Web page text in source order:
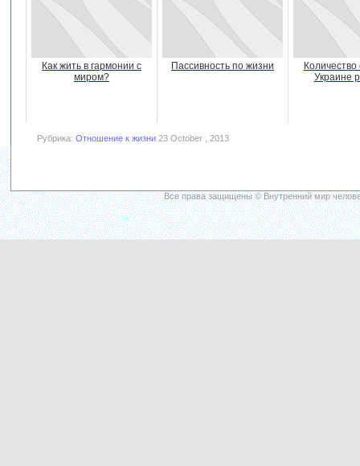
Как жить в гармонии с
миром?
Пассивность по жизни
Украине
Рубрика: Отношение к жизни 23 October , 2013
Все права защищены © Внутренний мир